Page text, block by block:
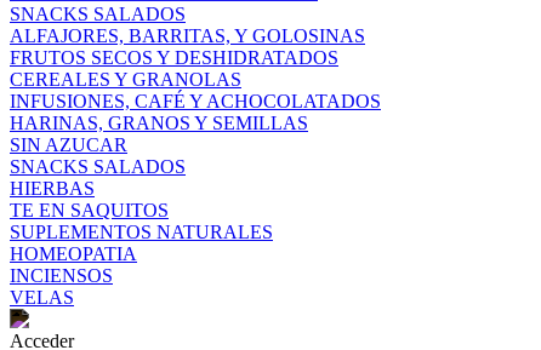
SNACKS SALADOS
ALFAJORES, BARRITAS, Y GOLOSINAS
FRUTOS SECOS Y DESHIDRATADOS
CEREALES Y GRANOLAS
INFUSIONES, CAFÉ Y ACHOCOLATADOS
HARINAS, GRANOS Y SEMILLAS
SIN AZUCAR
SNACKS SALADOS
HIERBAS
TE EN SAQUITOS
SUPLEMENTOS NATURALES
HOMEOPATIA
INCIENSOS
VELAS
Acceder